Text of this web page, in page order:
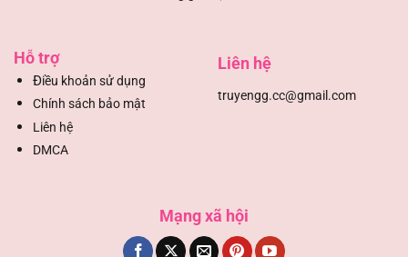
Hỗ trợ
Điều khoản sử dụng
Chính sách bảo mật
Liên hệ
DMCA
Liên hệ
truyengg.cc@gmail.com
Mạng xã hội